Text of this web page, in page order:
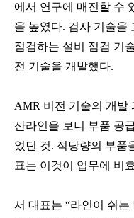
에서 연구에 매진할 수
을 높였다. 검사 기술을
점검하는 설비 점검 기
전 기술을 개발했다.
AMR 비전 기술의 개발
산라인을 보니 부품 공
었던 것. 적당량의 부품
표는 이것이 업무에 비
서 대표는 “라인이 쉬